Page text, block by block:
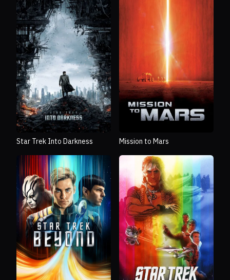
Star Trek Into Darkness Mission to Mars